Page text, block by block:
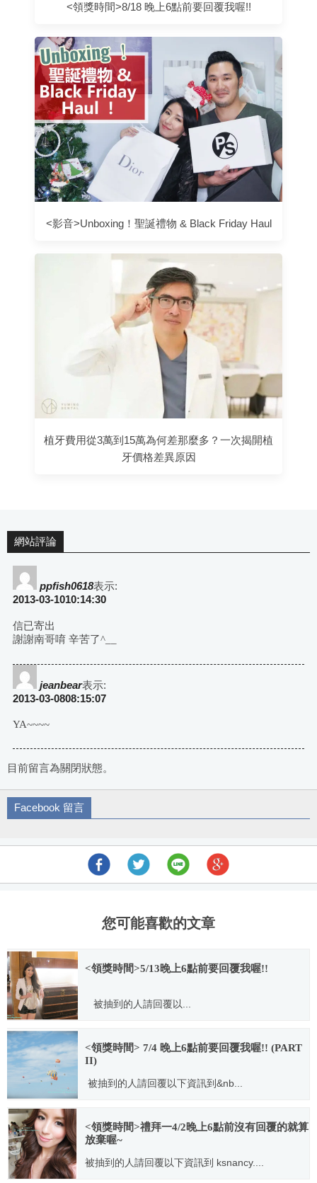
<領獎時間>8/18 晚上6點前要回覆我喔!!
<影音>Unboxing！聖誕禮物 & Black Friday Haul
植牙費用從3萬到15萬為何差那麼多？一次揭開植
牙價格差異原因
網站評論
ppfish0618表示:
2013-03-1010:14:30
信已寄出
謝謝南哥唷 辛苦了^__
jeanbear表示:
2013-03-0808:15:07
YA~~~~
目前留言為關閉狀態。
Facebook 留言
您可能喜歡的文章
<領獎時間>5/13晚上6點前要回覆我喔!!
被抽到的人請回覆以...
2012.05.10
<領獎時間> 7/4 晚上6點前要回覆我喔!! (PART
II)
被抽到的人請回覆以下資訊到&nb...
2013.06.30
<領獎時間>禮拜一4/2晚上6點前沒有回覆的就算
放棄喔~
被抽到的人請回覆以下資訊到 ksnancy....